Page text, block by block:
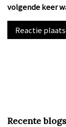
volgende keer
Recente blogs